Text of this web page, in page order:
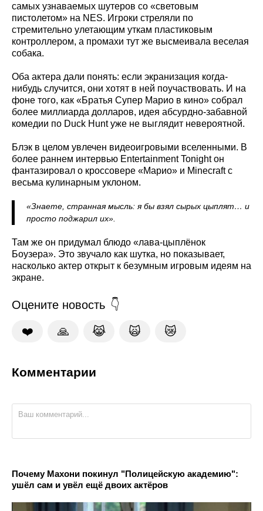
самых узнаваемых шутеров со «световым
пистолетом» на NES. Игроки стреляли по
стремительно улетающим уткам пластиковым
контроллером, а промахи тут же высмеивала веселая
собака.
Оба актера дали понять: если экранизация когда-
нибудь случится, они хотят в ней поучаствовать. И на
фоне того, как «Братья Супер Марио в кино» собрал
более миллиарда долларов, идея абсурдно-забавной
комедии по Duck Hunt уже не выглядит невероятной.
Блэк в целом увлечен видеоигровыми вселенными. В
более раннем интервью Entertainment Tonight он
фантазировал о кроссовере «Марио» и Minecraft с
весьма кулинарным уклоном.
«Знаете, странная мысль: я бы взял сырых цыплят… и
просто поджарил их».
Там же он придумал блюдо «лава-цыплёнок
Боузера». Это звучало как шутка, но показывает,
насколько актер открыт к безумным игровым идеям на
экране.
Оцените новость
❤️ 🙏 😹 🙀 😿
Комментарии
Почему Махони покинул "Полицейскую академию":
ушёл сам и увёл ещё двоих актёров